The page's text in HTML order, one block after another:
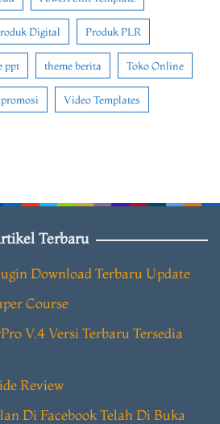
Digital Produk PLR
ppt theme berita Toko Online
Video Templates
Terbaru
Download Terbaru Update
Course
V.4 Versi Terbaru Tersedia
Review
Di Facebook Telah Di Buka